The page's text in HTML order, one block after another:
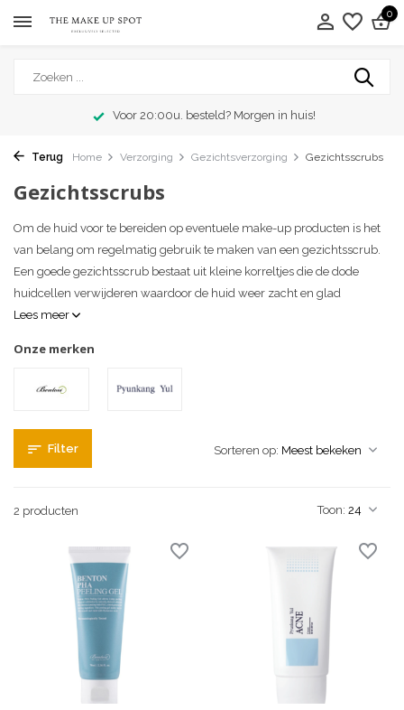
0
Voor 20:00u. besteld? Morgen in huis!
Terug Home Verzorging Gezichtsverzorging Gezichtsscrubs
Gezichtsscrubs
Om de huid voor te bereiden op eventuele make-up producten is het
van belang om regelmatig gebruik te maken van een gezichtsscrub.
Een goede gezichtsscrub bestaat uit kleine korreltjes die de dode
huidcellen verwijderen waardoor de huid weer zacht en glad
Lees meer
Onze merken
Filter
2 producten Toon:
Sorteren op: